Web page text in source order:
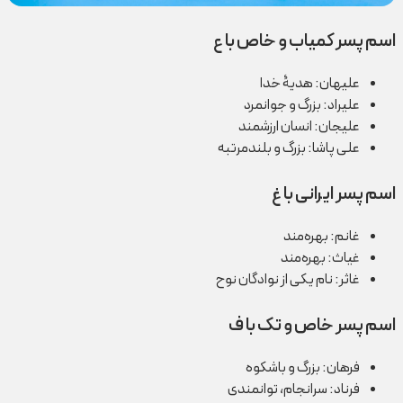
اسم پسر کمیاب و خاص با ع
علیهان: هدیۀ خدا
علیراد: بزرگ و جوانمرد
علیجان: انسان ارزشمند
علی پاشا: بزرگ و بلندمرتبه
اسم پسر ایرانی با غ
غانم: بهره‌مند
غیاث: بهره‌مند
غاثر: نام یکی از نوادگان نوح
اسم پسر خاص و تک با ف
فرهان: بزرگ و باشکوه
فرناد: سرانجام، توانمندی